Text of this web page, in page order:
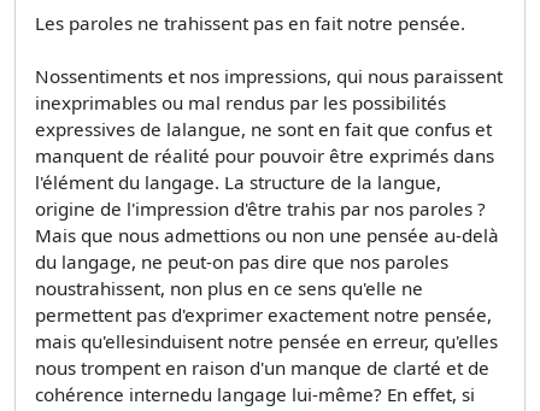
Les paroles ne trahissent pas en fait notre pensée.
Nossentiments et nos impressions, qui nous paraissent
inexprimables ou mal rendus par les possibilités
expressives de lalangue, ne sont en fait que confus et
manquent de réalité pour pouvoir être exprimés dans
l'élément du langage. La structure de la langue,
origine de l'impression d'être trahis par nos paroles ?
Mais que nous admettions ou non une pensée au-delà
du langage, ne peut-on pas dire que nos paroles
noustrahissent, non plus en ce sens qu'elle ne
permettent pas d'exprimer exactement notre pensée,
mais qu'ellesinduisent notre pensée en erreur, qu'elles
nous trompent en raison d'un manque de clarté et de
cohérence internedu langage lui-même? En effet, si